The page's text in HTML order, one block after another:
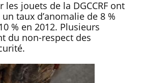
les jouets de la DGCCRF ont
taux d’anomalie de 8 %
% en 2012. Plusieurs
du non-respect des